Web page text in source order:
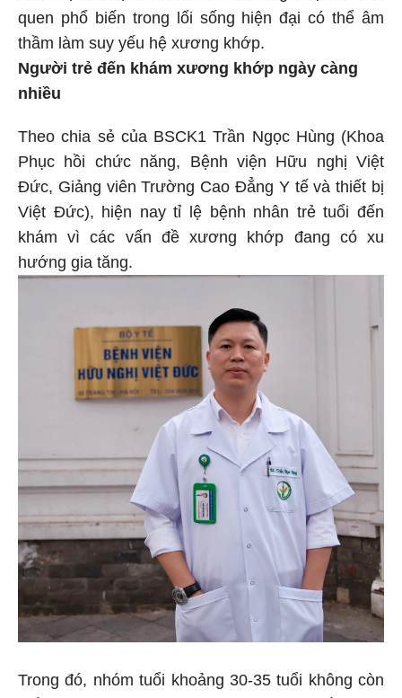
quen phổ biến trong lối sống hiện đại có thể âm
thầm làm suy yếu hệ xương khớp.
Người trẻ đến khám xương khớp ngày càng
nhiều
Theo chia sẻ của BSCK1 Trần Ngọc Hùng (Khoa
Phục hồi chức năng, Bệnh viện Hữu nghị Việt
Đức, Giảng viên Trường Cao Đẳng Y tế và thiết bị
Việt Đức), hiện nay tỉ lệ bệnh nhân trẻ tuổi đến
khám vì các vấn đề xương khớp đang có xu
hướng gia tăng.
Trong đó, nhóm tuổi khoảng 30-35 tuổi không còn